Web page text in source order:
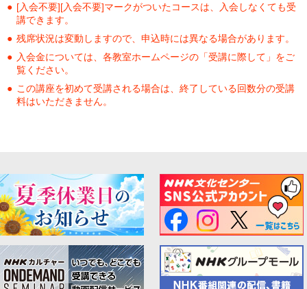
[入会不要][入会不要]マークがついたコースは、入会しなくても受
講できます。
残席状況は変動しますので、申込時には異なる場合があります。
入会金については、各教室ホームページの「受講に際して」をご
覧ください。
この講座を初めて受講される場合は、終了している回数分の受講
料はいただきません。